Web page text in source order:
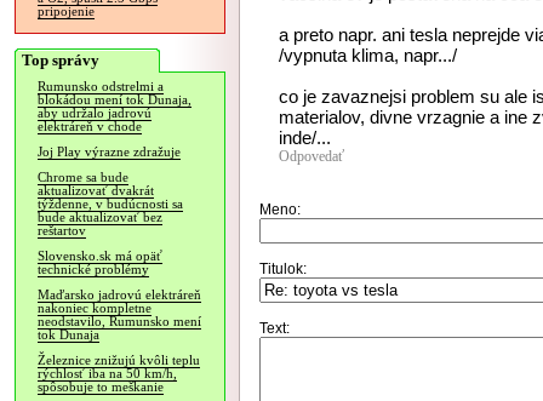
pripojenie
Top správy
Rumunsko odstrelmi a
blokádou mení tok Dunaja,
aby udržalo jadrovú
elektráreň v chode
Joj Play výrazne zdražuje
Chrome sa bude
aktualizovať dvakrát
týždenne, v budúcnosti sa
bude aktualizovať bez
reštartov
Slovensko.sk má opäť
technické problémy
Maďarsko jadrovú elektráreň
nakoniec kompletne
neodstavilo, Rumunsko mení
tok Dunaja
Železnice znižujú kvôli teplu
rýchlosť iba na 50 km/h,
spôsobuje to meškanie
a preto napr. ani tesla neprejde
/vypnuta klima, napr.../
co je zavaznejsi problem su ale
materialov, divne vrzagnie a ine
inde/...
Odpovedať
Meno:
Titulok:
Text: